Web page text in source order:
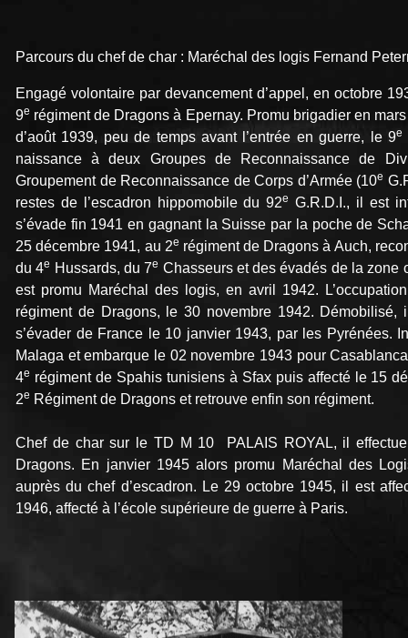
Parcours du chef de char : Maréchal des logis Fernand
Engagé volontaire par devancement d’appel, en octobre
9e régiment de Dragons à Epernay. Promu brigadier en
d’août 1939, peu de temps avant l’entrée en guerre, le 9e
naissance à deux Groupes de Reconnaissance de
Groupement de Reconnaissance de Corps d’Armée (10e
restes de l’escadron hippomobile du 92e G.R.D.I., il est
s’évade fin 1941 en gagnant la Suisse par la poche de
25 décembre 1941, au 2e régiment de Dragons à Auch,
du 4e Hussards, du 7e Chasseurs et des évadés de la zone
est promu Maréchal des logis, en avril 1942.
régiment de Dragons, le 30 novembre 1942.
s’évader de France le 10 janvier 1943, par les Pyrénées.
Malaga et embarque le 02 novembre 1943 pour
4e régiment de Spahis tunisiens à Sfax puis affecté le 15
2e Régiment de Dragons et retrouve enfin son régiment.
Chef de char sur le TD M 10 PALAIS ROYAL, il
Dragons. En janvier 1945 alors promu Maréchal des
auprès du chef d’escadron. Le 29 octobre 1945, il est
1946, affecté à l’école supérieure de guerre à Paris.